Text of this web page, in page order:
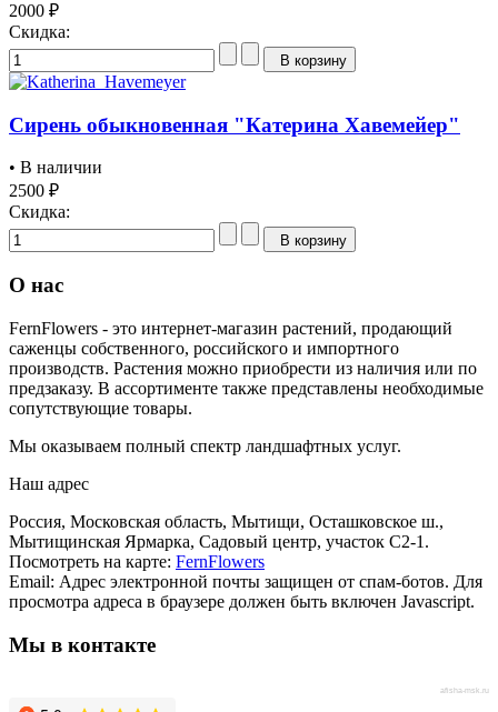
2000 ₽
Скидка:
В корзину
Сирень обыкновенная "Катерина Хавемейер"
• В наличии
2500 ₽
Скидка:
В корзину
О нас
FernFlowers - это интернет-магазин растений, продающий
саженцы собственного, российского и импортного
производств. Растения можно приобрести из наличия или по
предзаказу. В ассортименте также представлены необходимые
сопутствующие товары.
Мы оказываем полный спектр ландшафтных услуг.
Наш адрес
Россия, Московская область, Мытищи, Осташковское ш.,
Мытищинская Ярмарка, Садовый центр, участок С2-1.
Посмотреть на карте: FernFlowers
Email: Адрес электронной почты защищен от спам-ботов. Для
просмотра адреса в браузере должен быть включен Javascript.
Мы в контакте
afisha-msk.ru